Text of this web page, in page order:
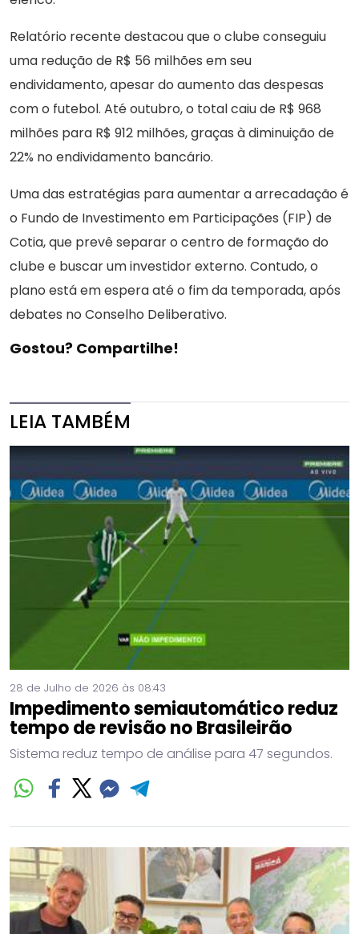
Relatório recente destacou que o clube conseguiu
uma redução de R$ 56 milhões em seu
endividamento, apesar do aumento das despesas
com o futebol. Até outubro, o total caiu de R$ 968
milhões para R$ 912 milhões, graças à diminuição de
22% no endividamento bancário.
Uma das estratégias para aumentar a arrecadação é
o Fundo de Investimento em Participações (FIP) de
Cotia, que prevê separar o centro de formação do
clube e buscar um investidor externo. Contudo, o
plano está em espera até o fim da temporada, após
debates no Conselho Deliberativo.
Gostou? Compartilhe!
LEIA TAMBÉM
28 de Julho de 2026 às 08:43
Impedimento semiautomático reduz
tempo de revisão no Brasileirão
Sistema reduz tempo de análise para 47 segundos.